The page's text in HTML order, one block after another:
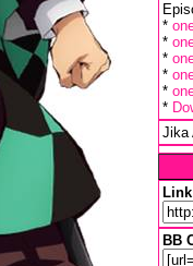
*
*
*
*
*
*
Jika
BB